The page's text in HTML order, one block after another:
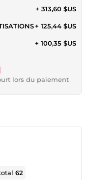
+ 313,60 $US
+ 125,44 $US
+ 100,35 $US
lors du paiement
62